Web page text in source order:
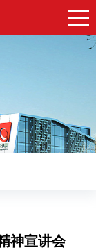
神宣讲会